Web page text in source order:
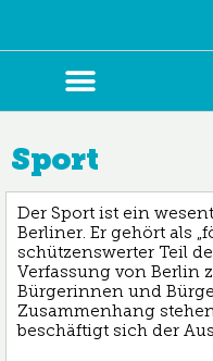
springen
Sport
Der Sport ist ein
Berliner. Er gehört als
schützenswerter Teil
Verfassung von Berlin
Bürgerinnen und
Zusammenhang
beschäftigt sich der